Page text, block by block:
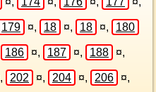
179 ¤, 18 ¤, 18 ¤, 180
186 ¤, 187 ¤, 188 ¤,
, 202 ¤, 204 ¤, 206 ¤,